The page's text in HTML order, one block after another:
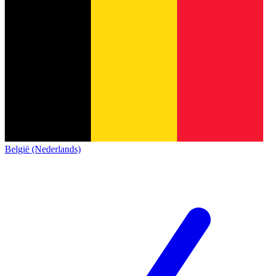
België (Nederlands)